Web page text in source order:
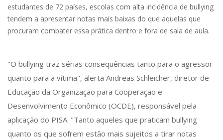
estudantes de 72 países, escolas com alta incidência de bullying
tendem a apresentar notas mais baixas do que aquelas que
procuram combater essa prática dentro e fora de sala de aula.
"O bullying traz sérias consequências tanto para o agressor
quanto para a vítima", alerta Andreas Schleicher, diretor de
Educação da Organização para Cooperação e
Desenvolvimento Econômico (OCDE), responsável pela
aplicação do PISA. "Tanto aqueles que praticam bullying
quanto os que sofrem estão mais sujeitos a tirar notas